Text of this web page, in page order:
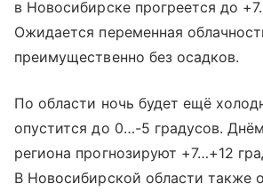
в Новосибирске прогреется до
Ожидается переменная
преимущественно без осадков.
По области ночь будет ещё
опустится до 0…-5 градусов.
региона прогнозируют +7…+12
В Новосибирской области также